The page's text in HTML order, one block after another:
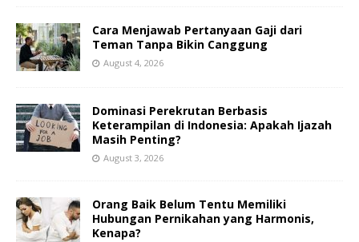
Cara Menjawab Pertanyaan Gaji dari
Teman Tanpa Bikin Canggung
August 4, 2026
Dominasi Perekrutan Berbasis
Keterampilan di Indonesia: Apakah Ijazah
Masih Penting?
August 3, 2026
Orang Baik Belum Tentu Memiliki
Hubungan Pernikahan yang Harmonis,
Kenapa?